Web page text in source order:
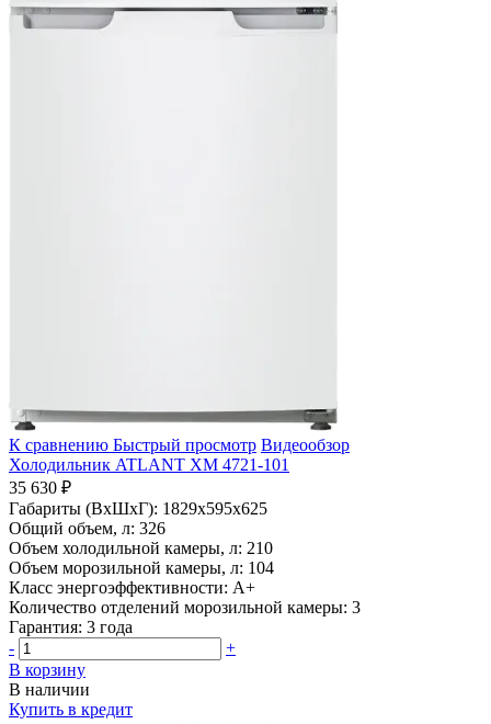
К сравнению Быстрый просмотр Видеообзор
Холодильник ATLANT ХМ 4721-101
35 630 ₽
Габариты (ВхШхГ): 1829x595x625
Общий объем, л: 326
Объем холодильной камеры, л: 210
Объем морозильной камеры, л: 104
Класс энергоэффективности: A+
Количество отделений морозильной камеры: 3
Гарантия: 3 года
-
+
В корзину
В наличии
Купить в кредит